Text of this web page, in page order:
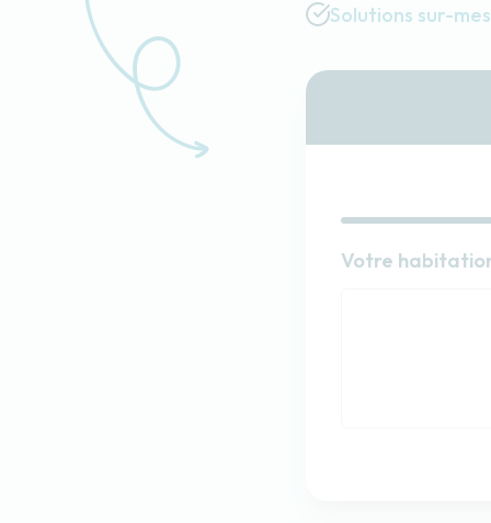
Solutions sur-
Votre